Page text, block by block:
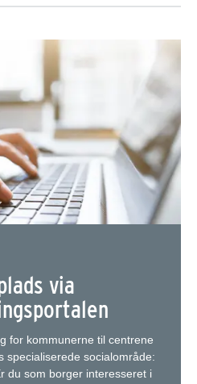
via
for kommunerne til centrene
specialiserede socialområde:
du som borger interesseret i